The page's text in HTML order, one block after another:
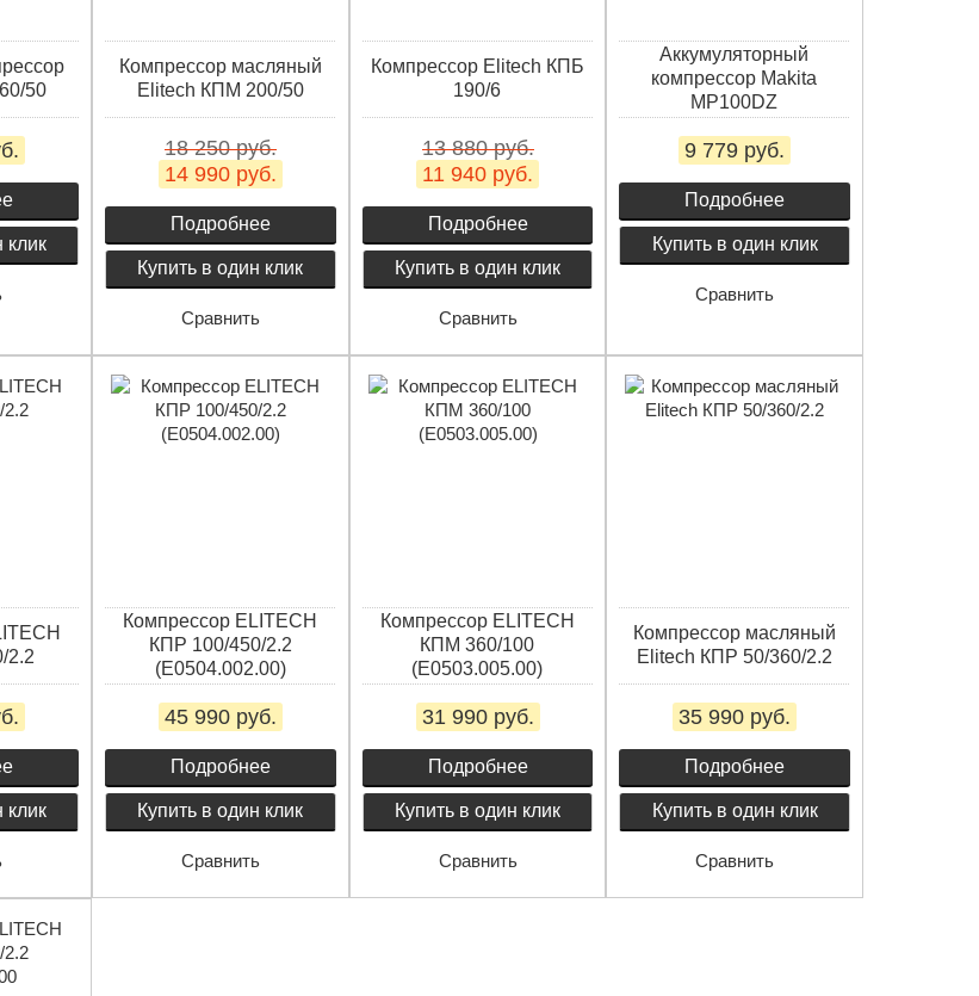
50
клик
Компрессор масляный
Elitech КПМ 200/50
18 250 руб.
14 990 руб.
Подробнее
Купить в один клик
Сравнить
Компрессор Elitech КПБ
190/6
13 880 руб.
11 940 руб.
Подробнее
Купить в один клик
Сравнить
Аккумуляторный
компрессор Makita
MP100DZ
9 779 руб.
Подробнее
Купить в один клик
Сравнить
2.2
клик
Компрессор ELITECH
КПР 100/450/2.2
(Е0504.002.00)
45 990 руб.
Подробнее
Купить в один клик
Сравнить
Компрессор ELITECH
КПМ 360/100
(E0503.005.00)
31 990 руб.
Подробнее
Купить в один клик
Сравнить
Компрессор масляный
Elitech КПР 50/360/2.2
35 990 руб.
Подробнее
Купить в один клик
Сравнить